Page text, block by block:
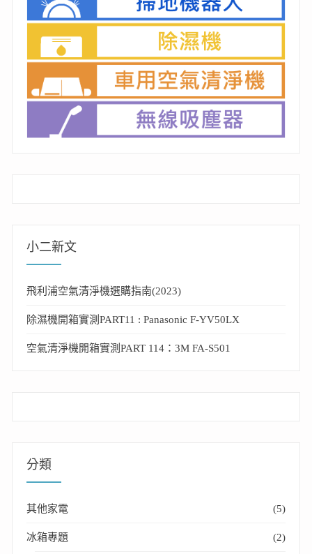
小二新文
飛利浦空氣清淨機選購指南(2023)
除濕機開箱實測PART11 : Panasonic F-YV50LX
空氣清淨機開箱實測PART 114：3M FA-S501
分類
其他家電 (5)
冰箱專題 (2)